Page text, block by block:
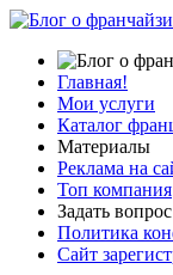
Главная!
Мои услуги
Каталог
Материалы
Реклама на
Топ компания
Задать вопрос
Политика
Сайт